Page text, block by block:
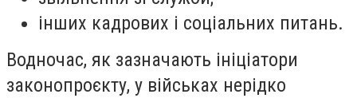
інших кадрових і соціальних питань.
Водночас, як зазначають ініціатори
законопроєкту, у військах нерідко